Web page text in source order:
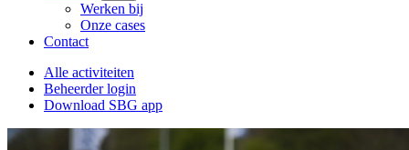
Werken bij
Onze cases
Contact
Alle activiteiten
Beheerder login
Download SBG app